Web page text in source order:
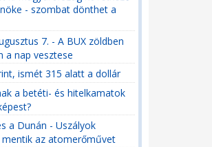
- szombat dönthet a
7. - A BUX zöldben
a nap vesztese
ismét 315 alatt a dollár
a betéti- és hitelkamatok
a Dunán - Uszályok
mentik az atomerőművet